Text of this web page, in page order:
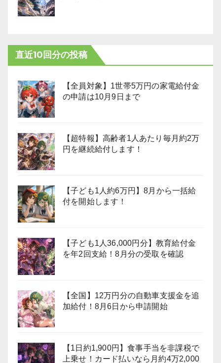
直近10回分の投稿
【全員対象】1世帯5万円の家電給付金
の申請は10月9日まで
【超特報】高齢者1人あたり毎月約2万
円を継続給付します！
【子ども1人約6万円】8月から一括給
付を開始します！
【子ども1人36,000円分】教育給付金
を年2回支給！8月分の受取を確認
【全国】12万円分の自動車支援金を追
加給付！8月6日から申請開始
【1日約1,900円】食事手当を非課税で
上乗せ！カード払いなら月約4万2,000